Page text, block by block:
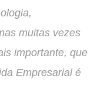
muitas vezes
importante, que
Empresarial é